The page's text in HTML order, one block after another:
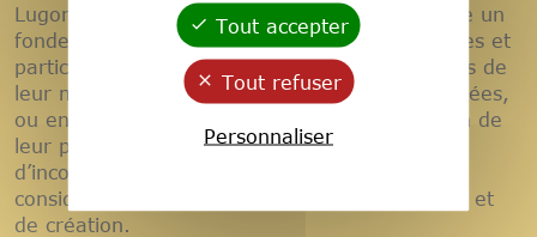
Lugones, 2011 ; Rivera Cusiquanqui), constitue un
fondement pour ces démarches ; leurs coulisses et
particulièrement, les difficultés rencontrées lors de
leur mise en œuvre demeurent parfois impensées,
ou encore invisibles au profit d’une valorisation de
leur potentiel innovateur. Toutefois ces zones
d’inconforts représentent —lorsqu’elles sont
considérées— des espaces fertiles de réflexion et
de création.
Tout accepter
Tout refuser
Personnaliser